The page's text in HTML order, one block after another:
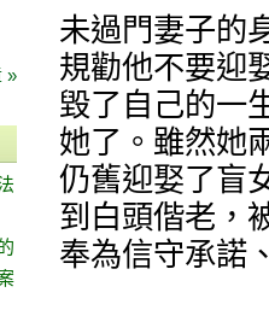
»
未過門妻子的
規勸他不要迎
毀了自己的一
她了。雖然她
仍舊迎娶了盲
到白頭偕老，
奉為信守承諾